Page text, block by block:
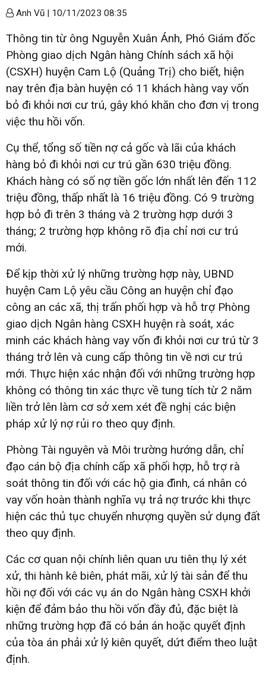
Anh Vũ | 10/11/2023 08:35
Thông tin từ ông Nguyễn Xuân Ánh, Phó Giám đốc
Phòng giao dịch Ngân hàng Chính sách xã hội
(CSXH) huyện Cam Lộ (Quảng Trị) cho biết, hiện
nay trên địa bàn huyện có 11 khách hàng vay vốn
bỏ đi khỏi nơi cư trú, gây khó khăn cho đơn vị trong
việc thu hồi vốn.
Cụ thể, tổng số tiền nợ cả gốc và lãi của khách
hàng bỏ đi khỏi nơi cư trú gần 630 triệu đồng.
Khách hàng có số nợ tiền gốc lớn nhất lên đến 112
triệu đồng, thấp nhất là 16 triệu đồng. Có 9 trường
hợp bỏ đi trên 3 tháng và 2 trường hợp dưới 3
tháng; 2 trường hợp không rõ địa chỉ nơi cư trú
mới.
Để kịp thời xử lý những trường hợp này, UBND
huyện Cam Lộ yêu cầu Công an huyện chỉ đạo
công an các xã, thị trấn phối hợp và hỗ trợ Phòng
giao dịch Ngân hàng CSXH huyện rà soát, xác
minh các khách hàng vay vốn đi khỏi nơi cư trú từ 3
tháng trở lên và cung cấp thông tin về nơi cư trú
mới. Thực hiện xác nhận đối với những trường hợp
không có thông tin xác thực về tung tích từ 2 năm
liền trở lên làm cơ sở xem xét đề nghị các biện
pháp xử lý nợ rủi ro theo quy định.
Phòng Tài nguyên và Môi trường hướng dẫn, chỉ
đạo cán bộ địa chính cấp xã phối hợp, hỗ trợ rà
soát thông tin đối với các hộ gia đình, cá nhân có
vay vốn hoàn thành nghĩa vụ trả nợ trước khi thực
hiện các thủ tục chuyển nhượng quyền sử dụng đất
theo quy định.
Các cơ quan nội chính liên quan ưu tiên thụ lý xét
xử, thi hành kê biên, phát mãi, xử lý tài sản để thu
hồi nợ đối với các vụ án do Ngân hàng CSXH khởi
kiện để đảm bảo thu hồi vốn đầy đủ, đặc biệt là
những trường hợp đã có bản án hoặc quyết định
của tòa án phải xử lý kiên quyết, dứt điểm theo luật
định.